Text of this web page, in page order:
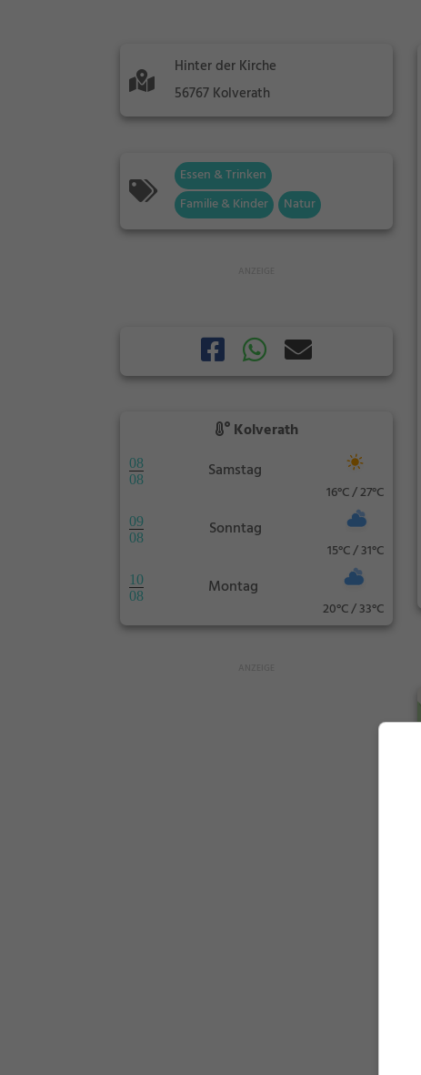
Hinter der Kirche
56767 Kolverath
Essen & Trinken
Familie & Kinder
Natur
Kolverath
08
08
Samstag
16°C / 27°C
09
08
Sonntag
15°C / 31°C
10
08
Montag
20°C / 33°C